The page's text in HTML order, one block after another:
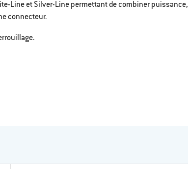
Line et Silver-Line permettant de combiner puissance,
connecteur.